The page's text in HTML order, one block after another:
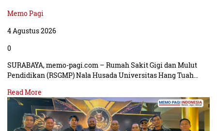
Memo Pagi
4 Agustus 2026
0
SURABAYA, memo-pagi.com – Rumah Sakit Gigi dan Mulut
Pendidikan (RSGMP) Nala Husada Universitas Hang Tuah…
Read More